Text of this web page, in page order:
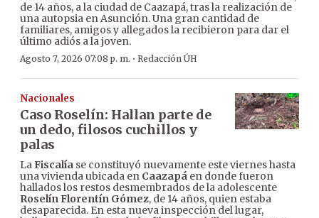
de 14 años, a la ciudad de Caazapá, tras la realización de
una autopsia en Asunción. Una gran cantidad de
familiares, amigos y allegados la recibieron para dar el
último adiós a la joven.
Agosto 7, 2026 07:08 p. m. · Redacción ÚH
Nacionales
Caso Roselín: Hallan parte de
un dedo, filosos cuchillos y
palas
LaFiscalía se constituyó nuevamente este viernes hasta
una vivienda ubicada en Caazapá en donde fueron
hallados los restos desmembrados de la adolescente
Roselín Florentín Gómez, de 14 años, quien estaba
desaparecida. En esta nueva inspección del lugar,